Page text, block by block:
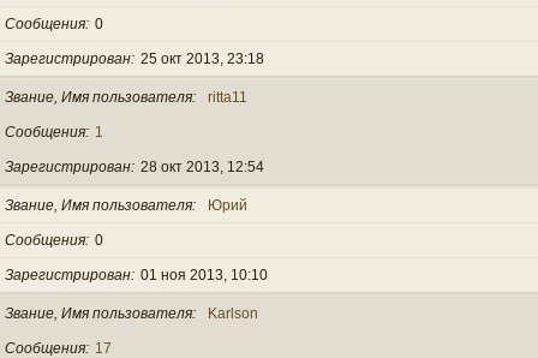
Сообщения 0
Зарегистрирован 25 окт 2013, 23:18
Звание, Имя пользователя ritta11
Сообщения 1
Зарегистрирован 28 окт 2013, 12:54
Звание, Имя пользователя Юрий
Сообщения 0
Зарегистрирован 01 ноя 2013, 10:10
Звание, Имя пользователя Karlson
Сообщения 17